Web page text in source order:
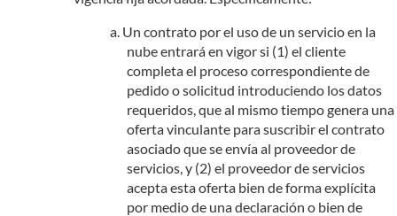
Un contrato por el uso de un servicio en la
nube entrará en vigor si (1) el cliente
completa el proceso correspondiente de
pedido o solicitud introduciendo los datos
requeridos, que al mismo tiempo genera una
oferta vinculante para suscribir el contrato
asociado que se envía al proveedor de
servicios, y (2) el proveedor de servicios
acepta esta oferta bien de forma explícita
por medio de una declaración o bien de